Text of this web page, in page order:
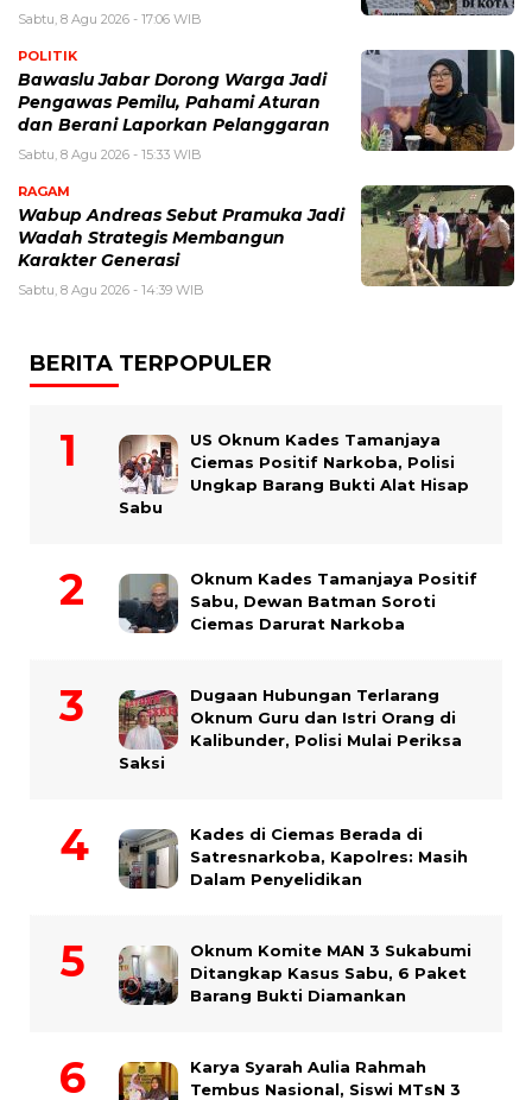
Sabtu, 8 Agu 2026 - 17:06 WIB
POLITIK
Bawaslu Jabar Dorong Warga Jadi
Pengawas Pemilu, Pahami Aturan
dan Berani Laporkan Pelanggaran
Sabtu, 8 Agu 2026 - 15:33 WIB
RAGAM
Wabup Andreas Sebut Pramuka Jadi
Wadah Strategis Membangun
Karakter Generasi ‎
Sabtu, 8 Agu 2026 - 14:39 WIB
BERITA TERPOPULER
US Oknum Kades Tamanjaya
Ciemas Positif Narkoba, Polisi
Ungkap Barang Bukti Alat Hisap
Sabu
Oknum Kades Tamanjaya Positif
Sabu, Dewan Batman Soroti
Ciemas Darurat Narkoba
Dugaan Hubungan Terlarang
Oknum Guru dan Istri Orang di
Kalibunder, Polisi Mulai Periksa
Saksi
Kades di Ciemas Berada di
Satresnarkoba, Kapolres: Masih
Dalam Penyelidikan
Oknum Komite MAN 3 Sukabumi
Ditangkap Kasus Sabu, 6 Paket
Barang Bukti Diamankan
Karya Syarah Aulia Rahmah
Tembus Nasional, Siswi MTsN 3